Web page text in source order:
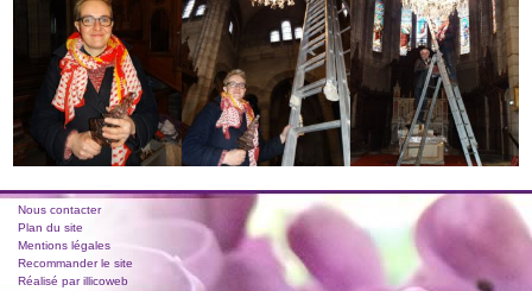
Nous contacter
Plan du site
Mentions légales
Recommander le site
Réalisé par illicoweb